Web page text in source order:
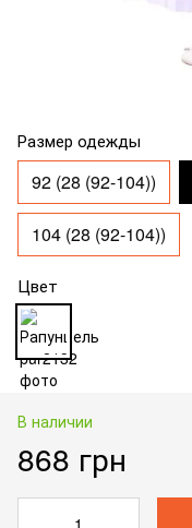
Размер одежды
92 (28 (92-104))
104 (28 (92-104))
Цвет
В наличии
868 грн